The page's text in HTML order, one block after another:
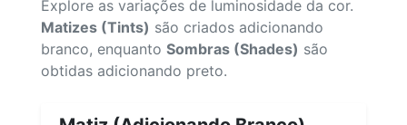
Explore as variações de luminosidade da cor.
Matizes (Tints) são criados adicionando
branco, enquanto Sombras (Shades) são
obtidas adicionando preto.